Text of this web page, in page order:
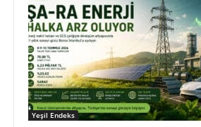
Yeşil Endeks